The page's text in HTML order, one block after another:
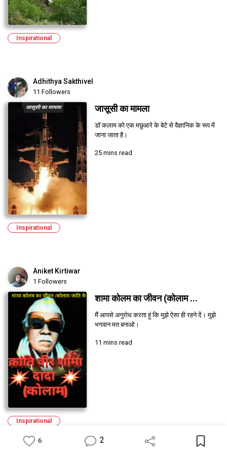
Profile
Inspirational
Adhithya Sakthivel
11 Followers
जासूसी का मामला
डॉ कलाम को एक मछुआरे के बेटे से वैज्ञानिक के रूप में
जाना जाता है।
25 mins read
Inspirational
Aniket Kirtiwar
1 Followers
शामा कोलम का जीवन (कोलाम ...
मैं आपसे अनुरोध करता हूं कि मुझे ऐसा ही रहने दें। मुझे
भगवान मत बनाओ।
11 mins read
Inspirational
6 2